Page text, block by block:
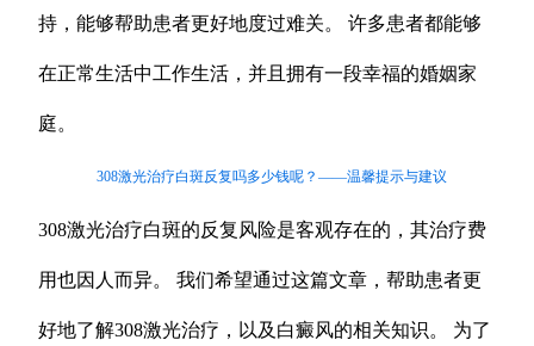
持，能够帮助患者更好地度过难关。 许多患者都能够
在正常生活中工作生活，并且拥有一段幸福的婚姻家
庭。
308激光治疗白斑反复吗多少钱呢？——温馨提示与建议
308激光治疗白斑的反复风险是客观存在的，其治疗费
用也因人而异。 我们希望通过这篇文章，帮助患者更
好地了解308激光治疗，以及白癜风的相关知识。 为了